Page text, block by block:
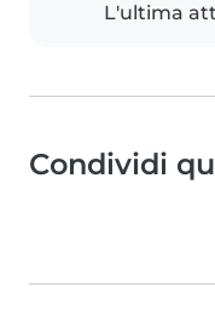
L'ultima
Condividi